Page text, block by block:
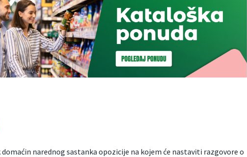
narednog sastanka opozicije na kojem će nastaviti razgovore o